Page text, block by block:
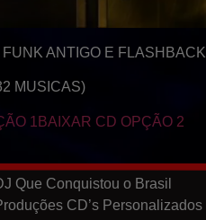
ANTIGO E FLASHBACK
MUSICAS)
1 BAIXAR CD OPÇÃO 2
Que Conquistou o Brasil
CD’s Personalizados